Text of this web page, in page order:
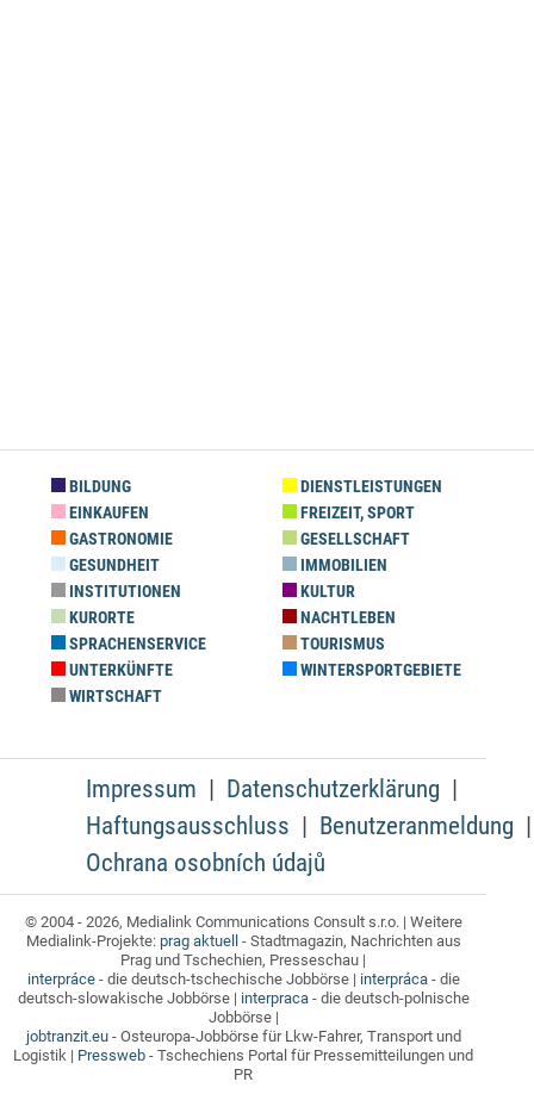
BILDUNG
DIENSTLEISTUNGEN
EINKAUFEN
FREIZEIT, SPORT
GASTRONOMIE
GESELLSCHAFT
GESUNDHEIT
IMMOBILIEN
INSTITUTIONEN
KULTUR
KURORTE
NACHTLEBEN
SPRACHENSERVICE
TOURISMUS
UNTERKÜNFTE
WINTERSPORTGEBIETE
WIRTSCHAFT
Impressum
Datenschutzerklärung
Haftungsausschluss
Benutzeranmeldung
Ochrana osobních údajů
© 2004 - 2026, Medialink Communications Consult s.r.o. | Weitere
Medialink-Projekte: prag aktuell - Stadtmagazin, Nachrichten aus
Prag und Tschechien, Presseschau |
interpráce- die deutsch-tschechische Jobbörse | interpráca- die
deutsch-slowakische Jobbörse | interpraca- die deutsch-polnische
Jobbörse |
jobtranzit.eu- Osteuropa-Jobbörse für Lkw-Fahrer, Transport und
Logistik | Pressweb - Tschechiens Portal für Pressemitteilungen und
PR